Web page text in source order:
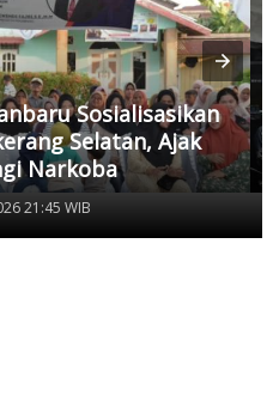
Sosialisasikan
Selatan, Ajak
Narkoba
21:45 WIB